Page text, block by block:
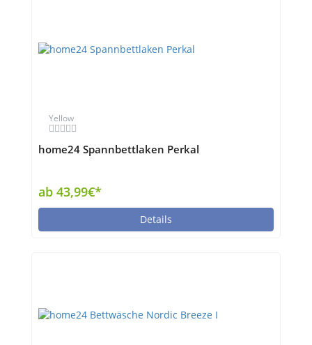
Yellow
home24 Spannbettlaken Perkal
ab 43,99€*
Details